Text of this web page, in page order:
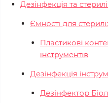
Дезінфекція та
Ємності для
Пластикові
інструментів
Дезінфекція
Дезінфектор